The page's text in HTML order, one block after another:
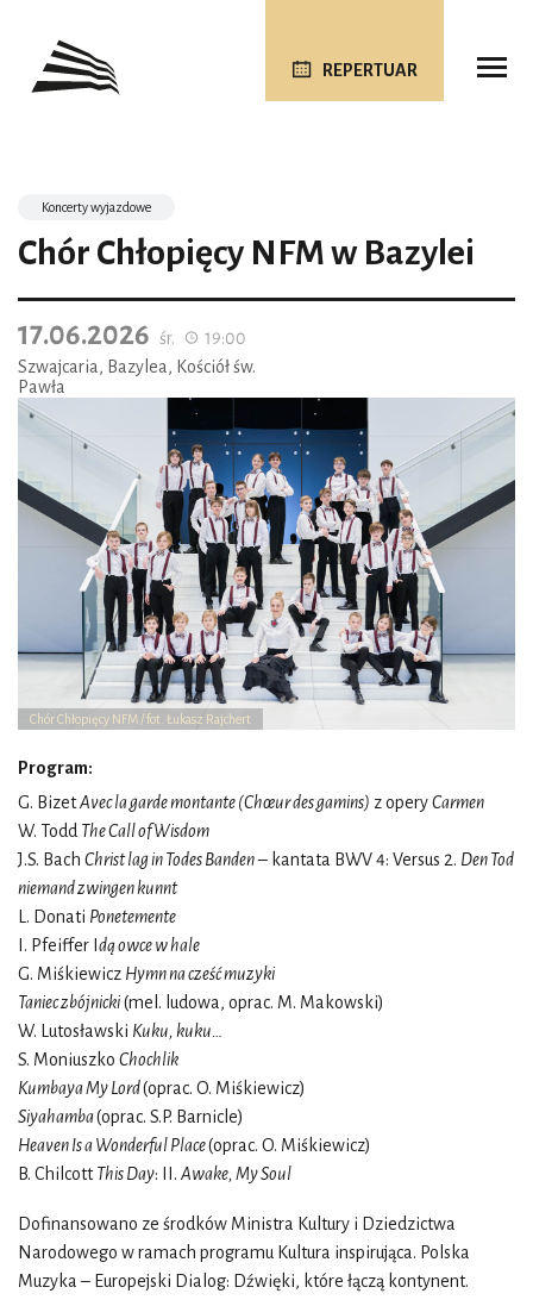
REPERTUAR
Chór Chłopięcy NFM / fot. Łukasz Rajchert
Koncerty wyjazdowe
Chór Chłopięcy NFM w Bazylei
17.06.2026 śr.
19:00
Szwajcaria, Bazylea, Kościół św.
Pawła
Program:
G. BizetAvec la garde montante (Chœur des gamins) z operyCarmen
W. Todd The Call of Wisdom
J.S. Bach Christ lag in Todes Banden– kantata BWV 4: Versus 2. Den Tod
niemand zwingen kunnt
L. Donati Ponetemente
I. Pfeiffer Idą owce w hale
G. Miśkiewicz Hymn na cześć muzyki
Taniec zbójnicki(mel. ludowa, oprac. M. Makowski)
W. Lutosławski Kuku, kuku…
S. Moniuszko Chochlik
Kumbaya My Lord(oprac. O. Miśkiewicz)
Siyahamba(oprac. S.P. Barnicle)
Heaven Is a Wonderful Place(oprac. O. Miśkiewicz)
B. ChilcottThis Day: II. Awake, My Soul
Dofinansowano ze środków Ministra Kultury i Dziedzictwa
Narodowego w ramach programu Kultura inspirująca. Polska
Muzyka – Europejski Dialog: Dźwięki, które łączą kontynent.